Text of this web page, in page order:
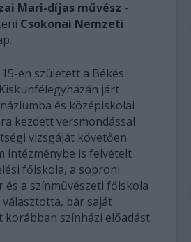
Mari-díjas művész -
Csokonai Nemzeti
én született a Békés
járt
és középiskolai
kezdett versmondással
vizsgáját követően
intézménybe is felvételt
főiskola, a soproni
a színművészeti főiskola
bár saját
korábban színházi előadást